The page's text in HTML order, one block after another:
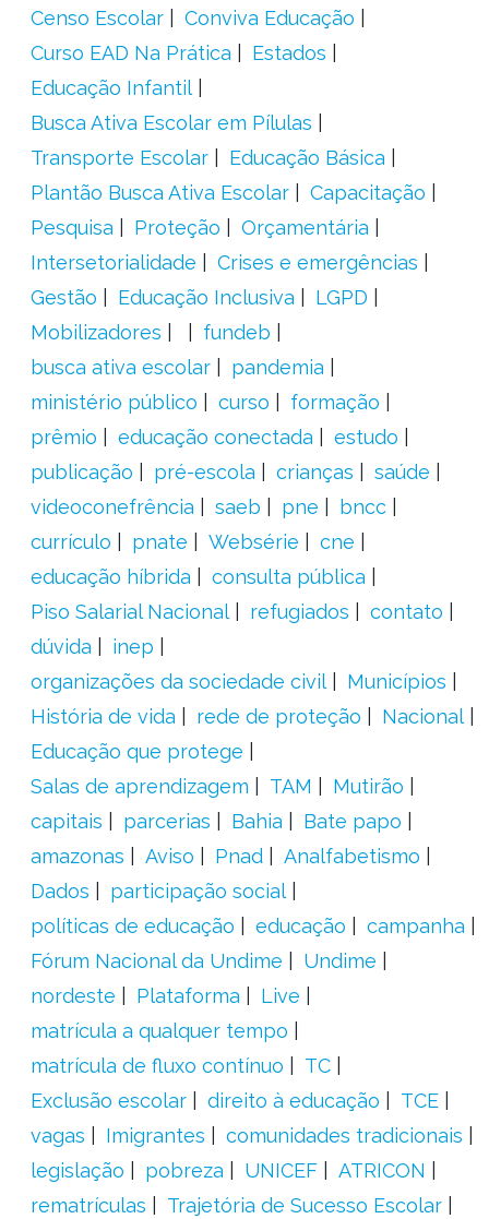
Censo Escolar
Conviva Educação
Curso EAD Na Prática
Estados
Educação Infantil
Busca Ativa Escolar em Pílulas
Transporte Escolar
Educação Básica
Plantão Busca Ativa Escolar
Capacitação
Pesquisa
Proteção
Orçamentária
Intersetorialidade
Crises e emergências
Gestão
Educação Inclusiva
LGPD
Mobilizadores
fundeb
busca ativa escolar
pandemia
ministério público
curso
formação
prêmio
educação conectada
estudo
publicação
pré-escola crianças
saúde
videoconefrência
saeb pne
bncc
currículo
pnate Websérie
cne
educação híbrida
consulta pública
Piso Salarial Nacional
refugiados
contato
dúvida
inep
organizações da sociedade civil
Municípios
História de vida
rede de proteção
Nacional
Educação que protege
Salas de aprendizagem
TAM
Mutirão
capitais
parcerias Bahia
Bate papo
amazonas
Aviso Pnad
Analfabetismo
Dados
participação social
políticas de educação
educação
campanha
Fórum Nacional da Undime
Undime
nordeste
Plataforma
Live
matrícula a qualquer tempo
matrícula de fluxo contínuo
TC
Exclusão escolar
direito à educação
TCE
vagas
Imigrantes
comunidades tradicionais
legislação
pobreza UNICEF
ATRICON
rematrículas
Trajetória de Sucesso Escolar